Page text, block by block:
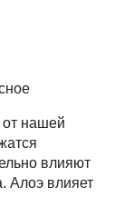
от нашей
влияют
Алоэ влияет